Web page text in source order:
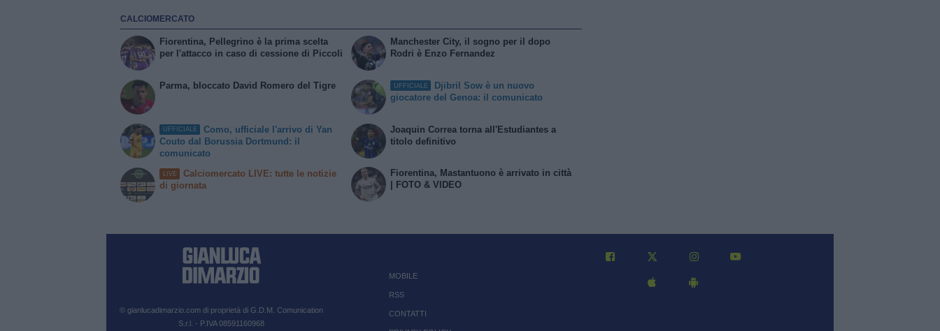
CALCIOMERCATO
Fiorentina, Pellegrino è la prima scelta
per l'attacco in caso di cessione di Piccoli
Parma, bloccato David Romero del Tigre
Manchester City, il sogno per il dopo
Rodri è Enzo Fernandez
UFFICIALE
Djibril Sow è un nuovo
giocatore del Genoa: il comunicato
UFFICIALE
Como, ufficiale l'arrivo di Yan
Couto dal Borussia Dortmund: il
comunicato
LIVE
Calciomercato LIVE: tutte le notizie
di giornata
Joaquin Correa torna all'Estudiantes a
titolo definitivo
Fiorentina, Mastantuono è arrivato in città
| FOTO & VIDEO
© gianlucadimarzio.com di proprietà di G.D.M. Comunication
S.r.l. - P.IVA 08591160968
MOBILE
RSS
CONTATTI